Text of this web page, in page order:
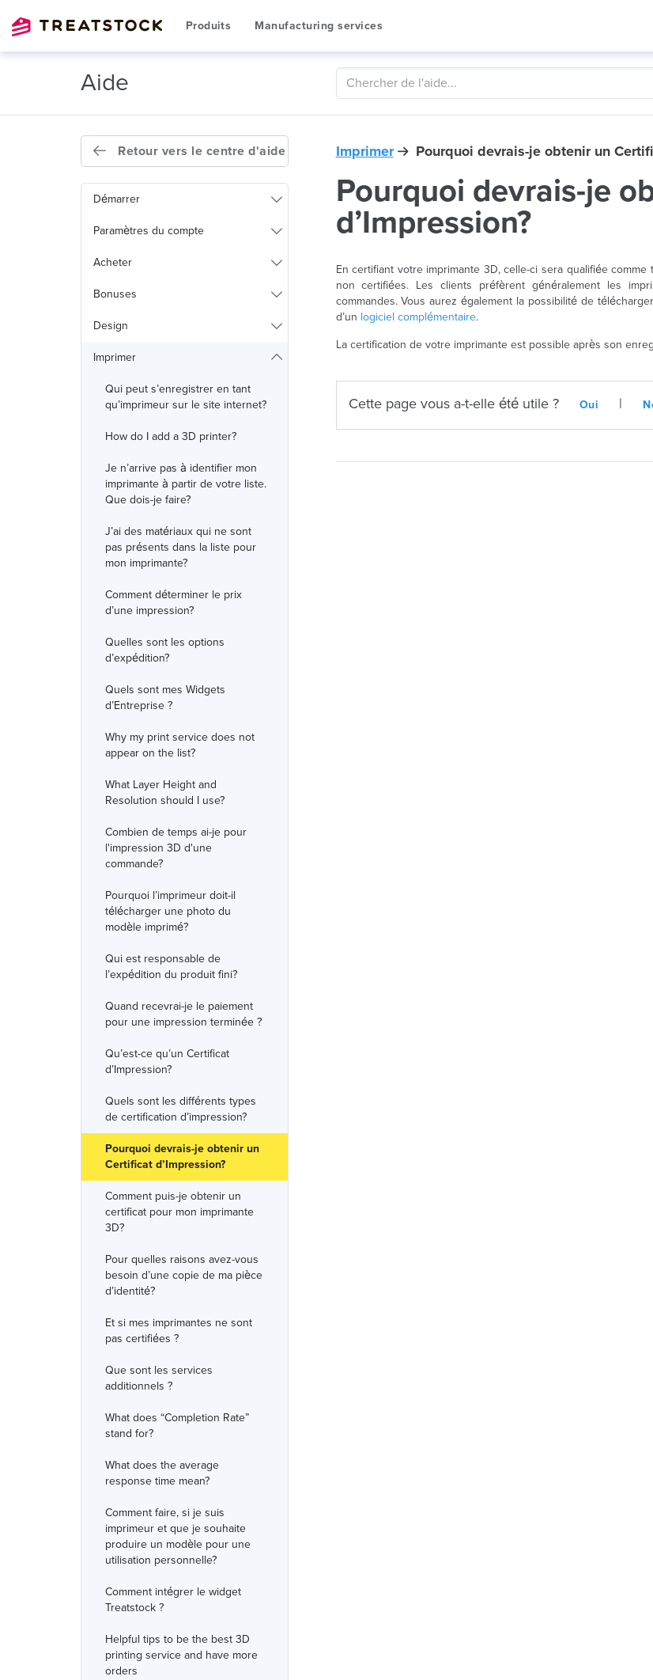
Produits Manufacturing services
Aide
Retour vers le centre d'aide
Démarrer
Paramètres du compte
Acheter
Bonuses
Design
Imprimer
Qui peut s’enregistrer en tant
qu’imprimeur sur le site internet?
How do I add a 3D printer?
Je n’arrive pas à identifier mon
imprimante à partir de votre liste.
Que dois-je faire?
J’ai des matériaux qui ne sont
pas présents dans la liste pour
mon imprimante?
Comment déterminer le prix
d’une impression?
Quelles sont les options
d’expédition?
Quels sont mes Widgets
d’Entreprise ?
Why my print service does not
appear on the list?
What Layer Height and
Resolution should I use?
Combien de temps ai-je pour
l'impression 3D d'une
commande?
Pourquoi l’imprimeur doit-il
télécharger une photo du
modèle imprimé?
Qui est responsable de
l’expédition du produit fini?
Quand recevrai-je le paiement
pour une impression terminée ?
Qu’est-ce qu’un Certificat
d’Impression?
Quels sont les différents types
de certification d’impression?
Pourquoi devrais-je obtenir un
Certificat d’Impression?
Comment puis-je obtenir un
certificat pour mon imprimante
3D?
Pour quelles raisons avez-vous
besoin d’une copie de ma pièce
d’identité?
Et si mes imprimantes ne sont
pas certifiées ?
Que sont les services
additionnels ?
What does “Completion Rate”
stand for?
What does the average
response time mean?
Comment faire, si je suis
imprimeur et que je souhaite
produire un modèle pour une
utilisation personnelle?
Comment intégrer le widget
Treatstock ?
Helpful tips to be the best 3D
printing service and have more
orders
Imprimer Pourquoi devrais-je obtenir un
Pourquoi devrais-je
d’Impression?
En certifiant votre imprimante 3D, celle-ci sera qualifiée
non certifiées. Les clients préfèrent généralement les
commandes. Vous aurez également la possibilité de
d’un logiciel complémentaire.
La certification de votre imprimante est possible après son
Cette page vous a-t-elle été utile ? Oui |